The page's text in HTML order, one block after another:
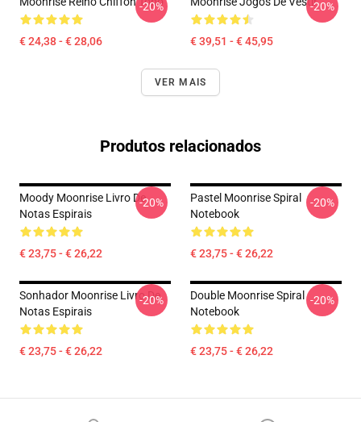
€ 24,38 - € 28,06
-20%
€ 39,51 - € 45,95
-20%
VER MAIS
Produtos relacionados
Moody Moonrise Livro De
Notas Espirais
€ 23,75 - € 26,22
-20%
Pastel Moonrise Spiral
Notebook
€ 23,75 - € 26,22
-20%
Sonhador Moonrise Livro De
Notas Espirais
€ 23,75 - € 26,22
-20%
Double Moonrise Spiral
Notebook
€ 23,75 - € 26,22
-20%